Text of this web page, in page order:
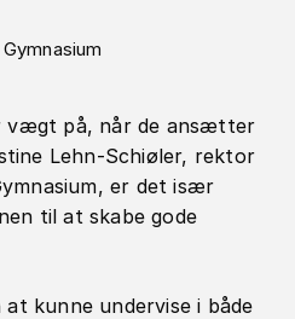
vægt på, når de ansætter
Lehn-Schiøler, rektor
er det især
til at skabe gode
kunne undervise i både